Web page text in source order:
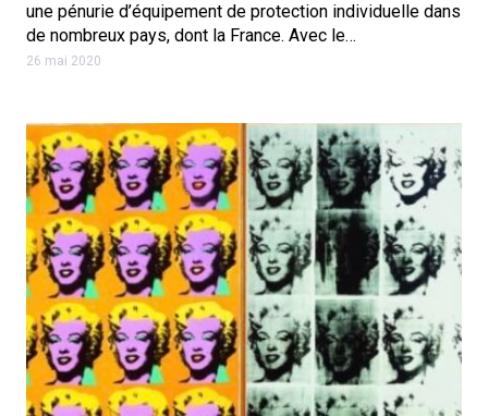
une pénurie d’équipement de protection individuelle dans
de nombreux pays, dont la France. Avec le…
26 mai 2020